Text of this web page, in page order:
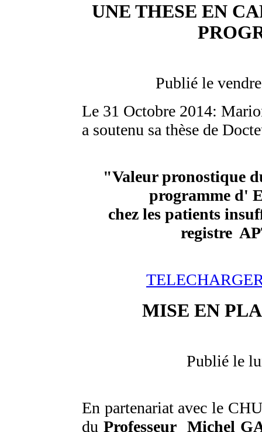
UNE THESE EN
Publié le
Le 31 Octobre 2014:
a soutenu sa thèse de
"Valeur pronostique
programme d'
chez les patients
registre
MISE EN
Publié le
En partenariat avec le
duProfesseur Michel